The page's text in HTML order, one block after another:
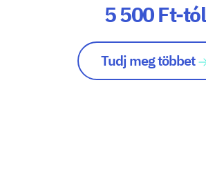
5 500 Ft-tól
Tudj meg többet